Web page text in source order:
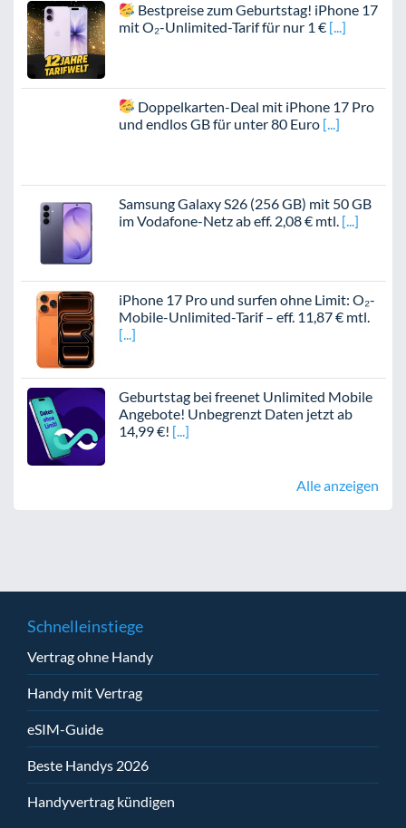
Bestpreise zum Geburtstag! iPhone 17
mit O₂-Unlimited-Tarif für nur 1 €
Doppelkarten-Deal mit iPhone 17 Pro
und endlos GB für unter 80 Euro
Samsung Galaxy S26 (256 GB) mit 50 GB
im Vodafone-Netz ab eff. 2,08 € mtl.
iPhone 17 Pro und surfen ohne Limit: O₂-
Mobile-Unlimited-Tarif – eff. 11,87 € mtl.
Geburtstag bei freenet Unlimited Mobile
Angebote! Unbegrenzt Daten jetzt ab
14,99 €!
Alle anzeigen
Schnelleinstiege
Vertrag ohne Handy
Handy mit Vertrag
eSIM-Guide
Beste Handys 2026
Handyvertrag kündigen